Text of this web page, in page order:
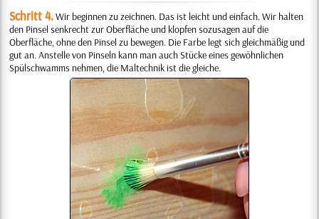
Schritt 4.Wir beginnen zu zeichnen. Das ist leicht und einfach. Wir halten
den Pinsel senkrecht zur Oberfläche und klopfen sozusagen auf die
Oberfläche, ohne den Pinsel zu bewegen. Die Farbe legt sich gleichmäßig und
gut an. Anstelle von Pinseln kann man auch Stücke eines gewöhnlichen
Spülschwamms nehmen, die Maltechnik ist die gleiche.